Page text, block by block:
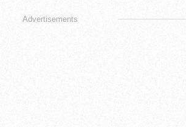
Advertisements